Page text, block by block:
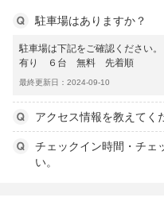
駐車場はありますか？
駐車場は下記をご確認ください。
有り ６台 無料 先着順
最終更新日：2024-09-10
アクセス情報を教えてく
チェックイン時間・チェ
い。